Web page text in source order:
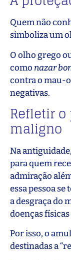
Quem não
simboliza um
O olho grego
como nazar
contra o mau-
negativas.
Refletir
maligno
Na
para quem
admiração
essa pessoa
a desgraça do
doenças
Por isso, o
destinadas a